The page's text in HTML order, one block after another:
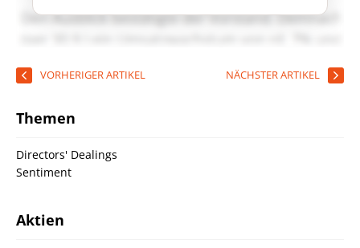
VORHERIGER ARTIKEL NÄCHSTER ARTIKEL
Themen
Directors' Dealings
Sentiment
Aktien